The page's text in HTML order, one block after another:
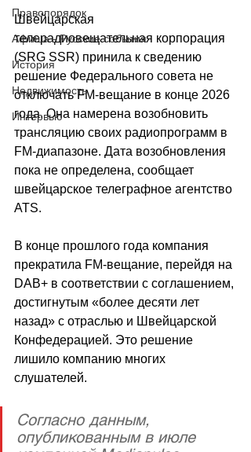
Правопорядок
Афиша - Русские события
История
Недвижимость
Интервью
Швейцарская
телерадиовещательная корпорация
(SRG SSR) принила к сведению
решение Федерального совета не
отключать FM-вещание в конце 2026
года. Она намерена возобновить
трансляцию своих радиопрограмм в
FM-диапазоне. Дата возобновления
пока не определена, сообщает
швейцарское телеграфное агентство
ATS.
В конце прошлого года компания
прекратила FM-вещание, перейдя на
DAB+ в соответствии с соглашением,
достигнутым «более десяти лет
назад» с отраслью и Швейцарской
Конфедерацией. Это решение
лишило компанию многих
слушателей.
Согласно данным,
опубликованным в июле